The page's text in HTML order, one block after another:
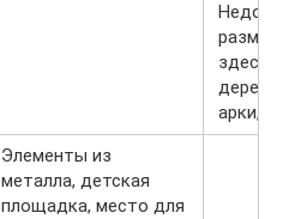
здесь
арки,
Элементы из
металла, детская
площадка, место для